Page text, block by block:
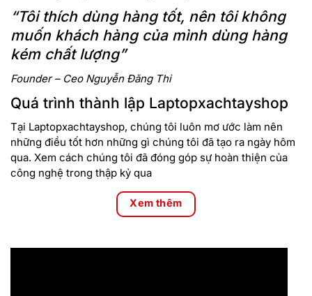
“Tôi thích dùng hàng tốt, nên tôi không
muốn khách hàng của mình dùng hàng
kém chất lượng”
Founder – Ceo Nguyễn Đăng Thi
Quá trình thành lập Laptopxachtayshop
Tại Laptopxachtayshop, chúng tôi luôn mơ ước làm nên
những điều tốt hơn những gì chúng tôi đã tạo ra ngày hôm
qua. Xem cách chúng tôi đã đóng góp sự hoàn thiện của
công nghệ trong thập kỷ qua
Xem thêm